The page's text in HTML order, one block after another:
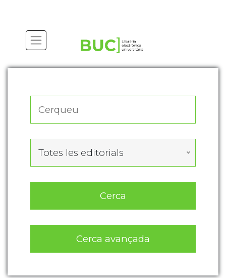
Totes les editorials
Cerca
Cerca avançada